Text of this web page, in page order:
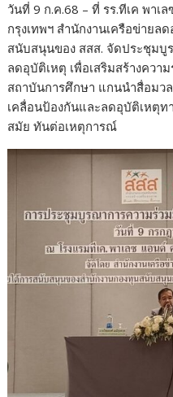
วันที่ 9 ก.ค.68 – ที่ รร.ทีเค พา
กรุงเทพฯ สำนักงานเครือข่ายล
สนับสนุนของ สสส. จัดประชุมบู
ลดอุบัติเหตุ เพื่อเสริมสร้างควา
สถาบันการศึกษา แกนนำสื่อมว
เคลื่อนป้องกันและลดอุบัติเหตุ
สมัย ทันต่อเหตุการณ์